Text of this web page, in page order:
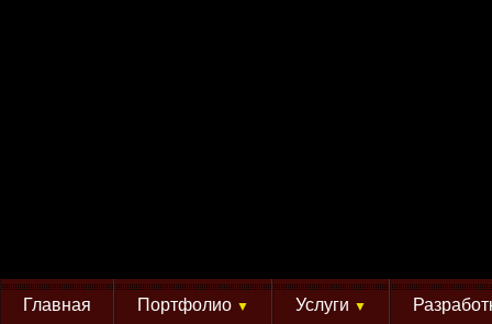
Главная Портфолио ▼ Услуги ▼